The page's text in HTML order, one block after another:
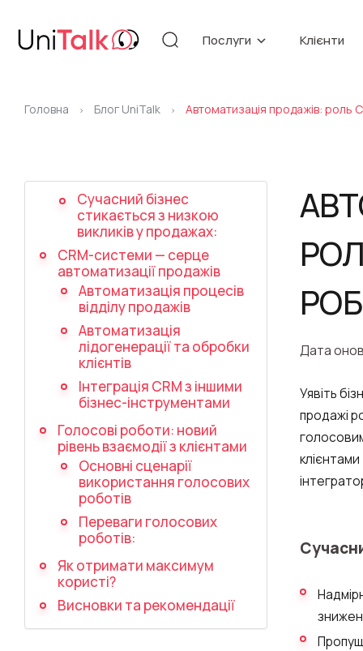
Послуги
Додаткові послуги
Мовна
Клієнти
Блог
Головна > Блог UniTalk > Автоматизація продажів: роль
Сучасний бізнес
стикається з низкою
викликів у продажах:
CRM-системи — серце
автоматизації продажів
Автоматизація процесів
відділу продажів
Автоматизація
лідогенерації та обробки
клієнтів
Інтеграція CRM з іншими
бізнес-інструментами
Голосові роботи: новий
рівень взаємодії з клієнтами
Основні сценарії
використання голосових
роботів
Переваги голосових
роботів:
Як отримати максимум
користі?
Висновки та рекомендації
Дата
Уявіть
продажі